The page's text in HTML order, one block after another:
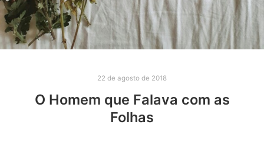
22 de agosto de 2018
O Homem que Falava com as
Folhas